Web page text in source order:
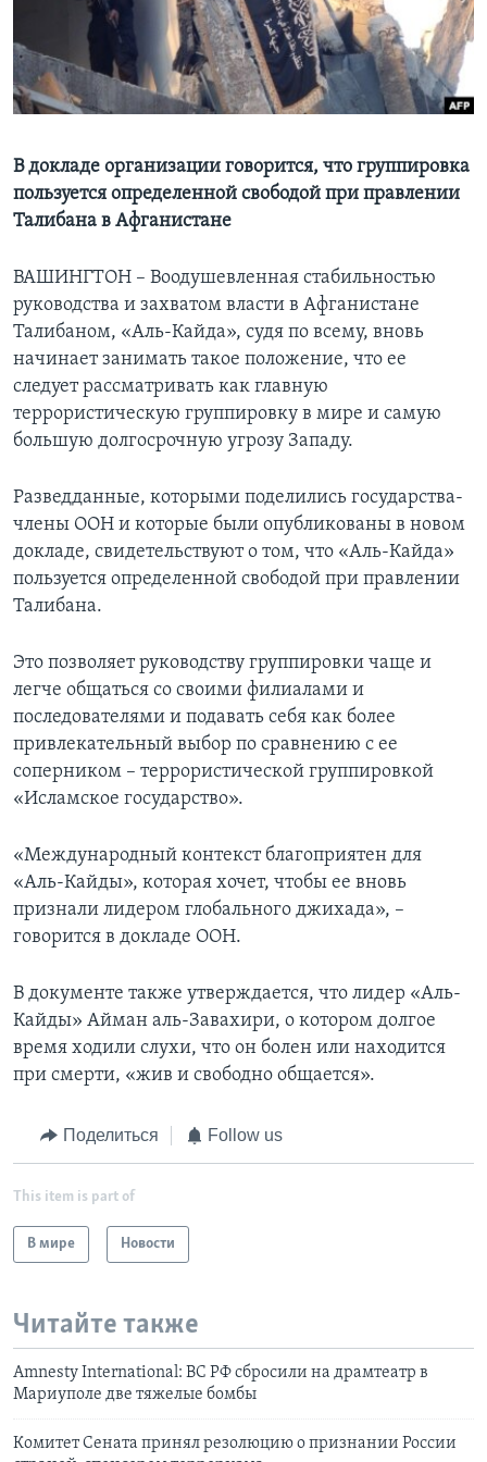
Learning English
СОЦИАЛЬНЫЕ СЕТИ
Языки
В докладе организации говорится, что группировка
пользуется определенной свободой при правлении
Талибана в Афганистане
ВАШИНГТОН – Воодушевленная стабильностью
руководства и захватом власти в Афганистане
Талибаном, «Аль-Кайда», судя по всему, вновь
начинает занимать такое положение, что ее
следует рассматривать как главную
террористическую группировку в мире и самую
большую долгосрочную угрозу Западу.
Разведданные, которыми поделились государства-
члены ООН и которые были опубликованы в новом
докладе, свидетельствуют о том, что «Аль-Кайда»
пользуется определенной свободой при правлении
Талибана.
Это позволяет руководству группировки чаще и
легче общаться со своими филиалами и
последователями и подавать себя как более
привлекательный выбор по сравнению с ее
соперником – террористической группировкой
«Исламское государство».
«Международный контекст благоприятен для
«Аль-Кайды», которая хочет, чтобы ее вновь
признали лидером глобального джихада», –
говорится в докладе ООН.
В документе также утверждается, что лидер «Аль-
Кайды» Айман аль-Завахири, о котором долгое
время ходили слухи, что он болен или находится
при смерти, «жив и свободно общается».
Поделиться Follow us
This item is part of
В мире Новости
Читайте также
Amnesty International: ВС РФ сбросили на драмтеатр в
Мариуполе две тяжелые бомбы
Комитет Сената принял резолюцию о признании России